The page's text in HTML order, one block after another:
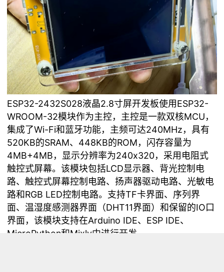
ESP32-2432S028液晶2.8寸屏开发板使用ESP32-
WROOM-32模块作为主控，主控是一款双核MCU，
集成了Wi-Fi和蓝牙功能，主频可达240MHz，具有
520KB的SRAM、448KB的ROM，闪存容量为
4MB+4MB，显示分辨率为240x320，采用电阻式
触控式屏幕。该模块包括LCD显示器、背光控制电
路、触控式屏幕控制电路、扬声器驱动电路、光敏电
路和RGB LED控制电路。支持TF卡界面、序列界
面、温湿度感测器界面（DHT11界面）和保留的IO口
界面，该模块支持在Arduino IDE、ESP IDE、
MicroPython和Mixly中进行开发。